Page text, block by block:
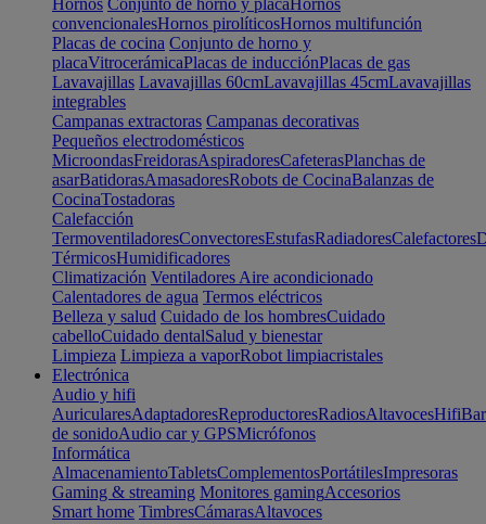
Hornos Conjunto de horno y placaHornos
convencionalesHornos pirolíticosHornos multifunción
Placas de cocina Conjunto de horno y
placaVitrocerámicaPlacas de inducciónPlacas de gas
Lavavajillas Lavavajillas 60cmLavavajillas 45cmLavavajillas
integrables
Campanas extractoras Campanas decorativas
Pequeños electrodomésticos
MicroondasFreidorasAspiradoresCafeterasPlanchas de
asarBatidorasAmasadoresRobots de CocinaBalanzas de
CocinaTostadoras
Calefacción
TermoventiladoresConvectoresEstufasRadiadoresCalefactores
TérmicosHumidificadores
Climatización Ventiladores Aire acondicionado
Calentadores de agua Termos eléctricos
Belleza y salud Cuidado de los hombresCuidado
cabelloCuidado dentalSalud y bienestar
Limpieza Limpieza a vaporRobot limpiacristales
Electrónica
Audio y hifi
AuricularesAdaptadoresReproductoresRadiosAltavocesHifi
de sonidoAudio car y GPSMicrófonos
Informática
AlmacenamientoTabletsComplementosPortátilesImpresoras
Gaming & streaming Monitores gamingAccesorios
Smart home TimbresCámarasAltavoces